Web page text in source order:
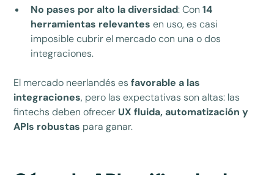
No pases por alto la diversidad: Con14
herramientas relevantes en uso, es casi
imposible cubrir el mercado con una o dos
integraciones.
El mercado neerlandés esfavorable a las
integraciones, pero las expectativas son altas: las
fintechs deben ofrecer UX fluida, automatización y
APIs robustas para ganar.